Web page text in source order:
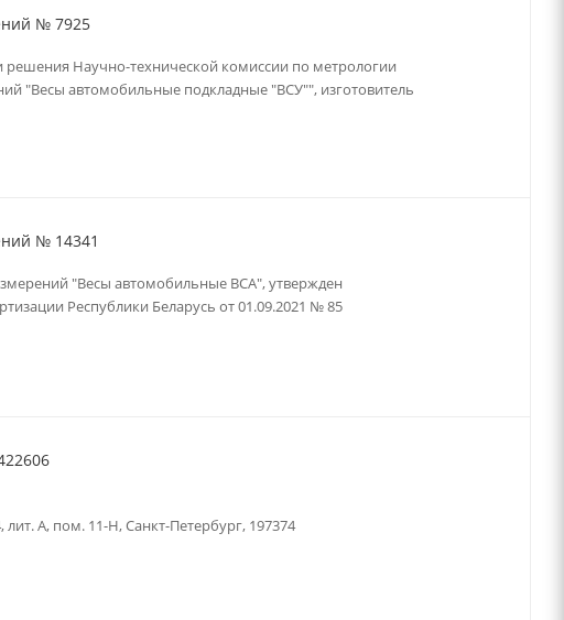
№ 7925
решения Научно-технической комиссии по метрологии
"Весы автомобильные подкладные "ВСУ"", изготовитель
№ 14341
"Весы автомобильные ВСА", утвержден
Республики Беларусь от 01.09.2021 № 85
А, пом. 11-Н, Санкт-Петербург, 197374